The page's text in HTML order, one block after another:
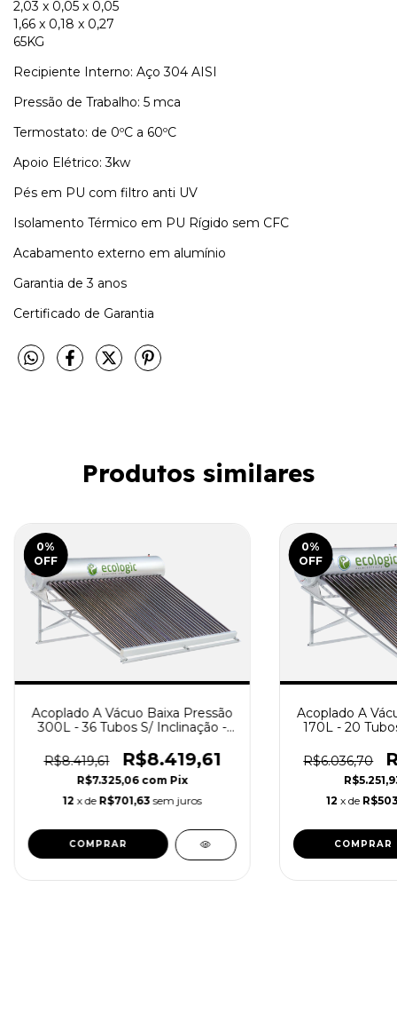
2,03 x 0,05 x 0,05
1,66 x 0,18 x 0,27
65KG
Recipiente Interno: Aço 304 AISI
Pressão de Trabalho: 5 mca
Termostato: de 0ºC a 60ºC
Apoio Elétrico: 3kw
Pés em PU com filtro anti UV
Isolamento Térmico em PU Rígido sem CFC
Acabamento externo em alumínio
Garantia de 3 anos
Certificado de Garantia
Produtos similares
0%
OFF
Acoplado A Vácuo Baixa Pressão
300L - 36 Tubos S/ Inclinação -
R$8.419,61
R$8.419,61
R$7.325,06 com Pix
12 x de R$701,63 sem juros
0%
OFF
Acoplado A
170L - 20
R$6.036,70
12 x de